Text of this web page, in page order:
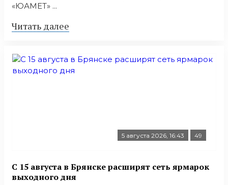
«ЮАМЕТ» ...
Читать далее
5 августа 2026, 16:43 49
С 15 августа в Брянске расширят сеть ярмарок
выходного дня